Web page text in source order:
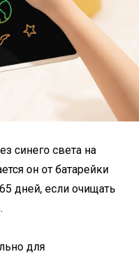
синего света на
он от батарейки
дней, если очищать
для